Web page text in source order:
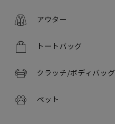
アウター
トートバッグ
クラッチ/ボディバッグ
ペット